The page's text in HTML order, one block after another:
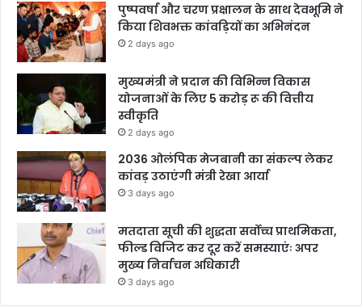
पुष्पवर्षा और चरण प्रक्षालन के साथ देवभूमि ने
किया शिवभक्त कांवड़ियों का अभिनंदन
2 days ago
मुख्यमंत्री ने प्रदान की विभिन्न विकास
योजनाओं के लिए 5 करोड़ रू की वित्तीय
स्वीकृति
2 days ago
2036 ओलंपिक मेजबानी का संकल्प लेकर
कांवड़ उठाएंगी मंत्री रेखा आर्या
3 days ago
मतदाता सूची की शुद्धता सर्वोच्च प्राथमिकता,
फील्ड विजिट कर दूर करें समस्याएंः अपर
मुख्य निर्वाचन अधिकारी
3 days ago